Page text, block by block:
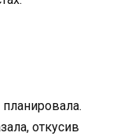
откусив